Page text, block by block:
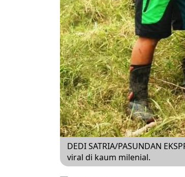
DEDI SATRIA/PASUNDAN
viral di kaum milenial.